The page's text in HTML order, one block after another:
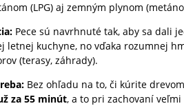
(LPG) aj zemným plynom
Pece sú navrhnuté tak, aby sa dali
letnej kuchyne, no vďaka rozumnej
(terasy, záhrady).
Bez ohľadu na to, či kúrite
za 55 minút, a to pri zachovaní